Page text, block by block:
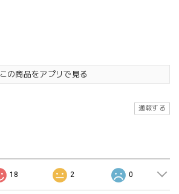
この商品をアプリで見る
通報する
18 2 0